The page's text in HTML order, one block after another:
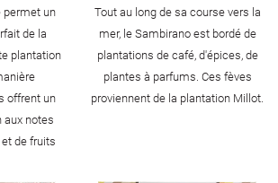
permet un
de la
plantation
offrent un
aux notes
de fruits
Tout au long de sa course vers la
mer, le Sambirano est bordé de
plantations de café, d'épices, de
plantes à parfums. Ces fèves
proviennent de la plantation Millot.